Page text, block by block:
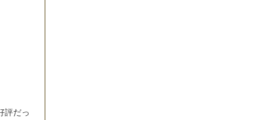
評だっ